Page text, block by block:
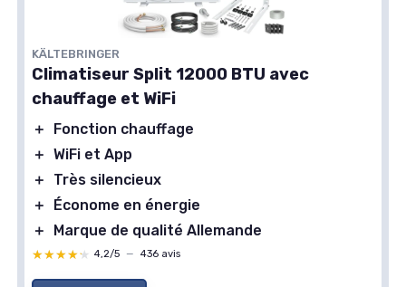
KÄLTEBRINGER
Climatiseur Split 12000 BTU avec
chauffage et WiFi
＋
Fonction chauffage
＋ WiFi et App
＋
Très silencieux
＋
Économe en énergie
＋
Marque de qualité Allemande
★★★★★
★★★★★ 4,2/5 — 436 avis